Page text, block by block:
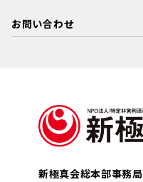
お問い合わせ
新極真会総本部事務局